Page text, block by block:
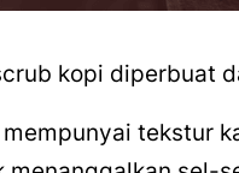
kopi diperbuat
tekstur